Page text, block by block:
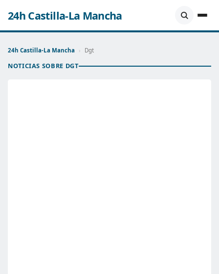
24h Castilla-La Mancha
24h Castilla-La Mancha › Dgt
NOTICIAS SOBRE DGT